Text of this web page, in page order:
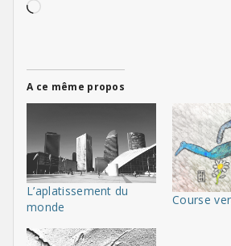
Chargement…
A ce même propos
L’aplatissement du
monde
Course